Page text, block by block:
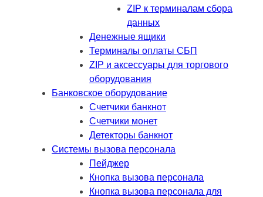
ZIP к терминалам сбора
данных
Денежные ящики
Терминалы оплаты СБП
ZIP и аксессуары для торгового
оборудования
Банковское оборудование
Счетчики банкнот
Счетчики монет
Детекторы банкнот
Системы вызова персонала
Пейджер
Кнопка вызова персонала
Кнопка вызова персонала для